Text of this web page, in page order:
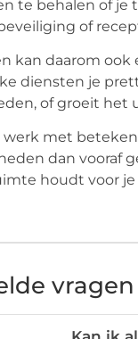
te behalen of je
of
kan daarom ook
diensten je
of groeit het
werk met
dan vooraf
houdt voor
vragen